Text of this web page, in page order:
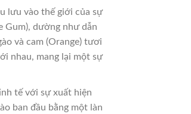
lưu vào thế giới của sự
Gum), dường như dẫn
và cam (Orange) tươi
nhau, mang lại một sự
tế với sự xuất hiện
ban đầu bằng một làn